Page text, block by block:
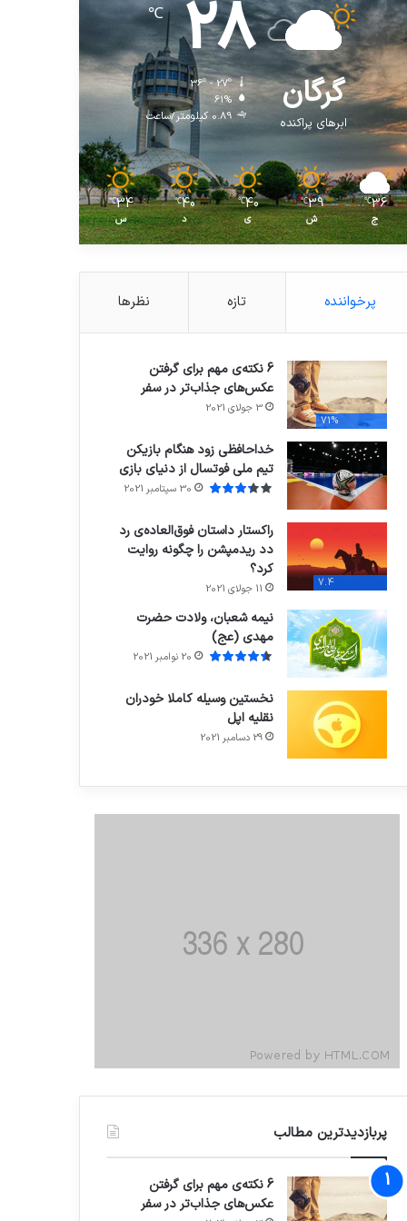
گرگان
ابرهای پراکنده
28
℃
36º - 27º
61%
0.89 کیلومتر/ساعت
36
℃
ج
39
℃
ش
40
℃
ی
40
℃
د
34
℃
س
پرخواننده تازه نظرها
71%
6 نکته‌ی مهم برای گرفتن
عکس‌های جذاب‌تر در سفر
3 جولای 2021
خداحافظی زود هنگام بازیکن
تیم ملی فوتسال از دنیای بازی
30 سپتامبر 2021
7.4
راکستار داستان فوق‌العاده‌ی رد
دد ریدمپشن را چگونه روایت
کرد؟
11 جولای 2021
نیمه شعبان، ولادت حضرت
مهدی (عج)
20 نوامبر 2021
نخستین وسیله کاملا خودران
نقلیه اپل
29 دسامبر 2021
پربازدیدترین مطالب
6 نکته‌ی مهم برای گرفتن
عکس‌های جذاب‌تر در سفر